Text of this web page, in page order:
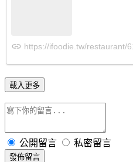
載入更多
公開留言 私密留言
發佈留言